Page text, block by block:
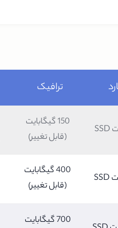
ترافیک
150 گیگابایت
(قابل تغییر)
400 گیگابایت
(قابل تغییر)
700 گیگابایت